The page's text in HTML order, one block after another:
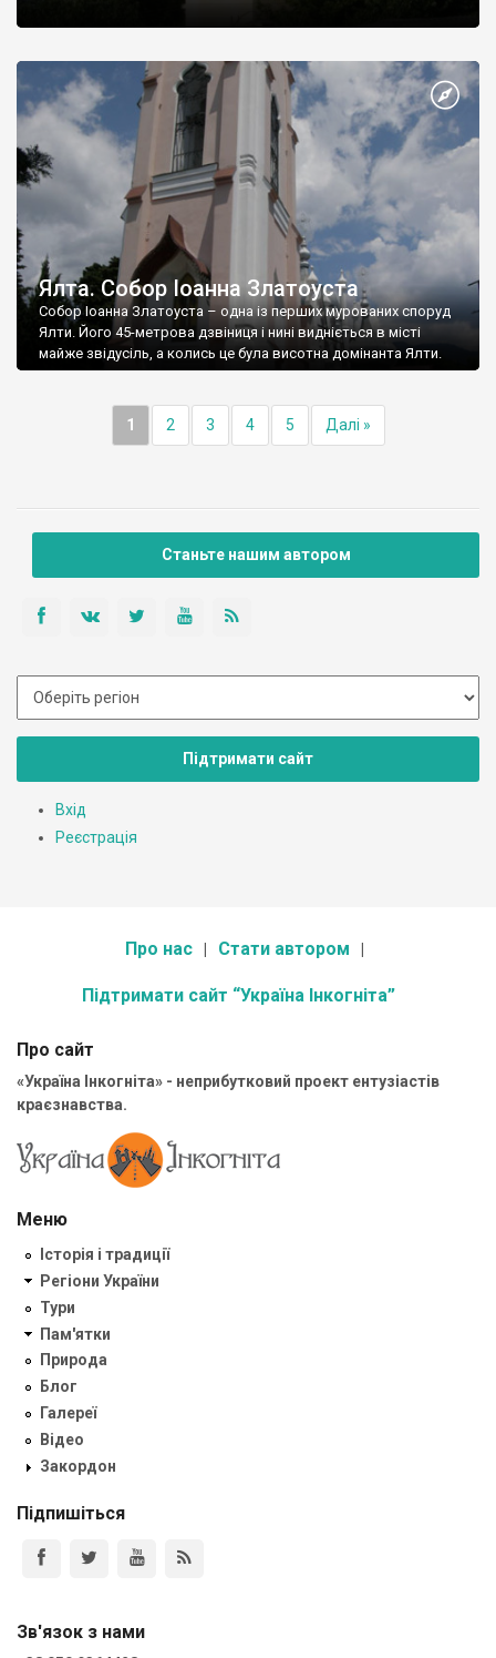
Ялта. Собор Іоанна Златоуста
Собор Іоанна Златоуста – одна із перших мурованих споруд
Ялти. Його 45-метрова дзвіниця і нині видніється в місті
майже звідусіль, а колись це була висотна домінанта Ялти.
1 2 3 4 5 Далі »
Станьте нашим автором
Підтримати сайт
Вхід
Реєстрація
Про нас Стати автором
Підтримати сайт “Україна Інкогніта”
Про сайт
«Україна Інкогніта» - неприбутковий проект ентузіастів
краєзнавства.
Меню
Історія і традиції
Регіони України
Тури
Пам'ятки
Природа
Блог
Галереї
Відео
Закордон
Підпишіться
Зв'язок з нами